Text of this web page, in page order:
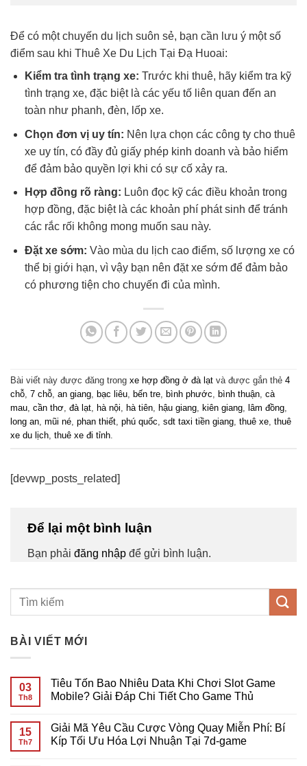
Để có một chuyến du lịch suôn sẻ, bạn cần lưu ý một số
điểm sau khi Thuê Xe Du Lịch Tại Đạ Huoai:
Kiểm tra tình trạng xe: Trước khi thuê, hãy kiểm tra kỹ
tình trạng xe, đặc biệt là các yếu tố liên quan đến an
toàn như phanh, đèn, lốp xe.
Chọn đơn vị uy tín: Nên lựa chọn các công ty cho thuê
xe uy tín, có đầy đủ giấy phép kinh doanh và bảo hiểm
để đảm bảo quyền lợi khi có sự cố xảy ra.
Hợp đồng rõ ràng: Luôn đọc kỹ các điều khoản trong
hợp đồng, đặc biệt là các khoản phí phát sinh để tránh
các rắc rối không mong muốn sau này.
Đặt xe sớm: Vào mùa du lịch cao điểm, số lượng xe có
thể bị giới hạn, vì vậy bạn nên đặt xe sớm để đảm bảo
có phương tiện cho chuyến đi của mình.
Bài viết này được đăng trong xe hợp đồng ở đà lạt và được gắn thẻ 4
chỗ, 7 chỗ, an giang, bạc liêu, bến tre, bình phước, bình thuận, cà
mau, cần thơ, đà lạt, hà nội, hà tiên, hậu giang, kiên giang, lâm đồng,
long an, mũi né, phan thiết, phú quốc, sdt taxi tiền giang, thuê xe, thuê
xe du lịch, thuê xe đi tỉnh.
[devwp_posts_related]
Để lại một bình luận
Bạn phải đăng nhập để gửi bình luận.
BÀI VIẾT MỚI
03
Th8
Tiêu Tốn Bao Nhiêu Data Khi Chơi Slot Game
Mobile? Giải Đáp Chi Tiết Cho Game Thủ
bình
luận
ở
15
Th7
Giải Mã Yêu Cầu Cược Vòng Quay Miễn Phí: Bí
Kíp Tối Ưu Hóa Lợi Nhuận Tại 7d-game